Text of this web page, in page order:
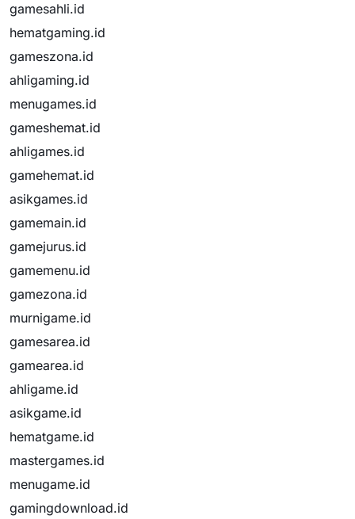
gamesahli.id
hematgaming.id
gameszona.id
ahligaming.id
menugames.id
gameshemat.id
ahligames.id
gamehemat.id
asikgames.id
gamemain.id
gamejurus.id
gamemenu.id
gamezona.id
murnigame.id
gamesarea.id
gamearea.id
ahligame.id
asikgame.id
hematgame.id
mastergames.id
menugame.id
gamingdownload.id